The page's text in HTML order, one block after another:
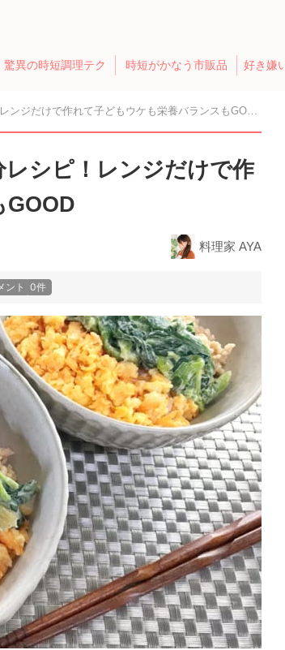
驚異の時短調理テク 時短がかなう市販品 好き嫌
ジだけで作れて子どもウケも栄養バランスもGOOD
シピ！レンジだけで作
GOOD
料理家 AYA